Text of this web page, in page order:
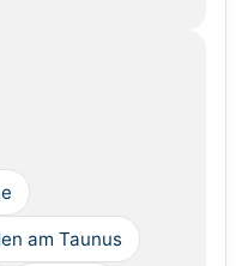
am Taunus